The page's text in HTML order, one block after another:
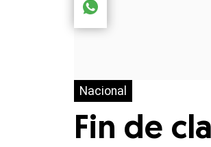
Nacional
Fin de
Compartir el artículo actual